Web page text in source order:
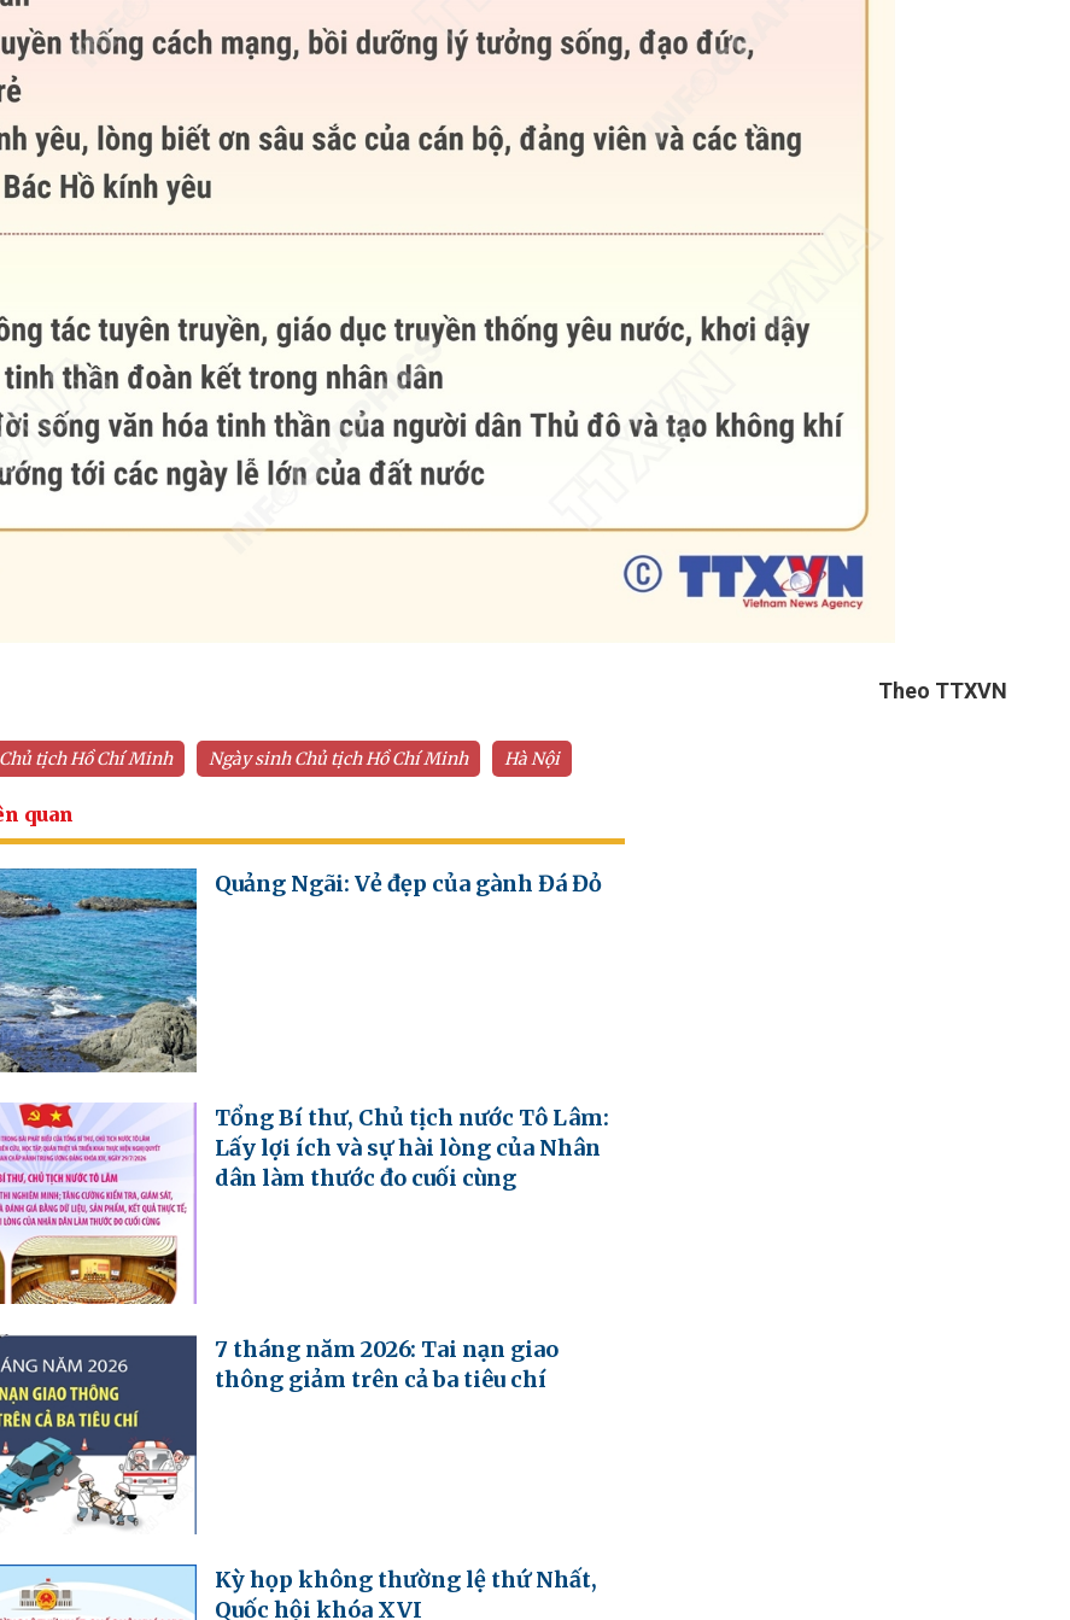
Theo TTXVN
Chủ tịch Hồ Chí Minh Ngày sinh Chủ tịch Hồ Chí Minh Hà Nội
quan
Quảng Ngãi: Vẻ đẹp của gành Đá Đỏ
Tổng Bí thư, Chủ tịch nước Tô Lâm:
Lấy lợi ích và sự hài lòng của Nhân
dân làm thước đo cuối cùng
7 tháng năm 2026: Tai nạn giao
thông giảm trên cả ba tiêu chí
Kỳ họp không thường lệ thứ Nhất,
Quốc hội khóa XVI